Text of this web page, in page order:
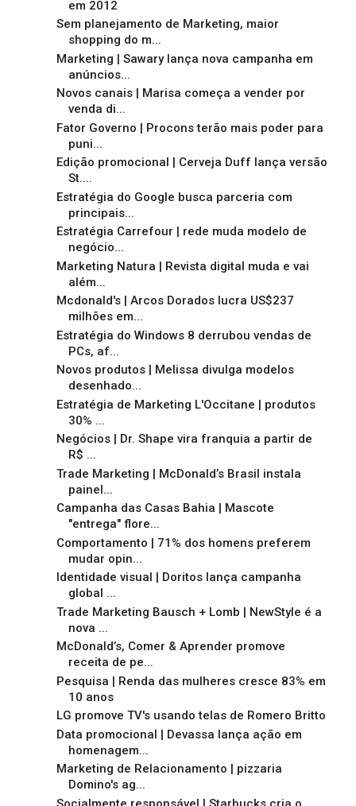
em 2012
Sem planejamento de Marketing, maior
shopping do m...
Marketing | Sawary lança nova campanha em
anúncios...
Novos canais | Marisa começa a vender por
venda di...
Fator Governo | Procons terão mais poder para
puni...
Edição promocional | Cerveja Duff lança versão
St....
Estratégia do Google busca parceria com
principais...
Estratégia Carrefour | rede muda modelo de
negócio...
Marketing Natura | Revista digital muda e vai
além...
Mcdonald's | Arcos Dorados lucra US$237
milhões em...
Estratégia do Windows 8 derrubou vendas de
PCs, af...
Novos produtos | Melissa divulga modelos
desenhado...
Estratégia de Marketing L'Occitane | produtos
30% ...
Negócios | Dr. Shape vira franquia a partir de
R$ ...
Trade Marketing | McDonald’s Brasil instala
painel...
Campanha das Casas Bahia | Mascote
"entrega" flore...
Comportamento | 71% dos homens preferem
mudar opin...
Identidade visual | Doritos lança campanha
global ...
Trade Marketing Bausch + Lomb | NewStyle é a
nova ...
McDonald’s, Comer & Aprender promove
receita de pe...
Pesquisa | Renda das mulheres cresce 83% em
10 anos
LG promove TV's usando telas de Romero Britto
Data promocional | Devassa lança ação em
homenagem...
Marketing de Relacionamento | pizzaria
Domino's ag...